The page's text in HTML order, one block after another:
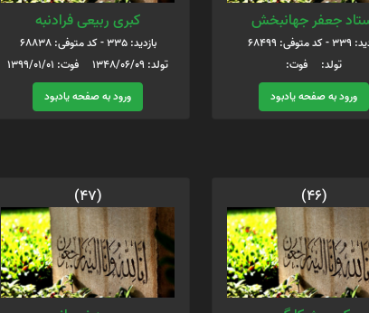
جعفر جهانبخش
68499
تولد: فوت:
ورود به صفحه یادبود
کبری ربیعی فرادنبه
بازدید: 335 - کد متوفی: 68838
تولد: 1348/06/09 فوت: 1399/01/01
ورود به صفحه یادبود
(46)
(47)